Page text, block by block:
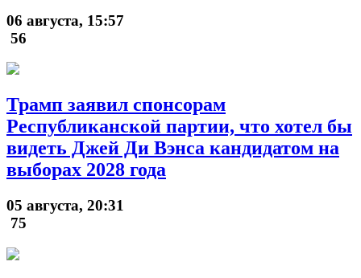
06 августа, 15:57
56
Трамп заявил спонсорам
Республиканской партии, что хотел бы
видеть Джей Ди Вэнса кандидатом на
выборах 2028 года
05 августа, 20:31
75